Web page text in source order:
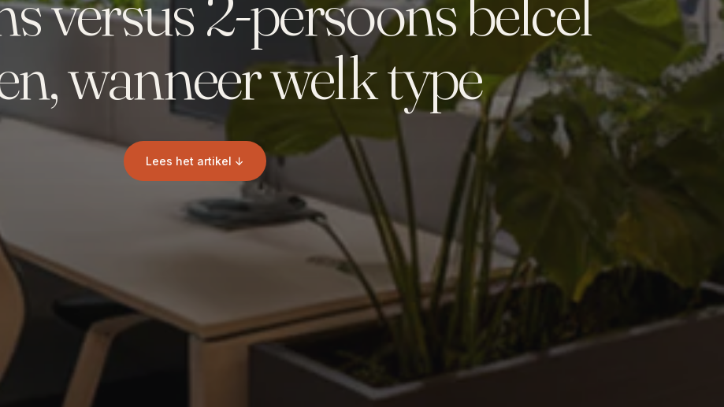
wanneer welk type